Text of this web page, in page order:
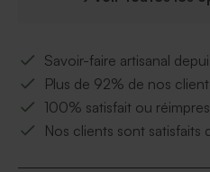
Savoir-faire artisanal
Plus de 92% de nos
100% satisfait ou
Nos clients sont satisfaits